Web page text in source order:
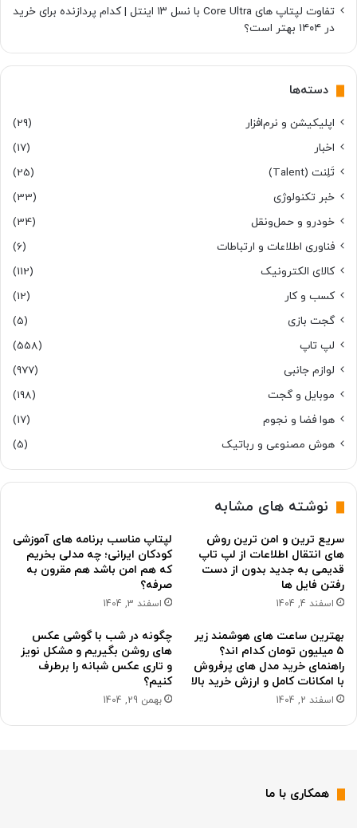
تفاوت لپتاپ های Core Ultra با نسل ۱۳ اینتل | کدام پردازنده برای خرید
در ۱۴۰۴ بهتر است؟
دسته‌ها
اپلیکیشن و نرم‌افزار
(29)
اخبار
(17)
تَلِنت (Talent)
(25)
خبر تکنولوژی
(33)
خودرو و حمل‌و‌نقل
(34)
فناوری اطلاعات و ارتباطات
(6)
کالای الکترونیک
(112)
کسب و کار
(12)
گجت بازی
(5)
لپ تاپ
(558)
لوازم جانبی
(977)
موبایل و گجت
(198)
هوا فضا و نجوم
(17)
هوش مصنوعی و رباتیک
(5)
نوشته های مشابه
سریع ترین و امن ترین روش
های انتقال اطلاعات از لپ تاپ
قدیمی به جدید بدون از دست
رفتن فایل ها
اسفند 4, 1404
لپتاپ مناسب برنامه های آموزشی
کودکان ایرانی؛ چه مدلی بخریم
که هم امن باشد هم مقرون به
صرفه؟
اسفند 3, 1404
بهترین ساعت های هوشمند زیر
۵ میلیون تومان کدام اند؟
راهنمای خرید مدل های پرفروش
با امکانات کامل و ارزش خرید بالا
اسفند 2, 1404
چگونه در شب با گوشی عکس
های روشن بگیریم و مشکل نویز
و تاری عکس شبانه را برطرف
کنیم؟
بهمن 29, 1404
همکاری با ما